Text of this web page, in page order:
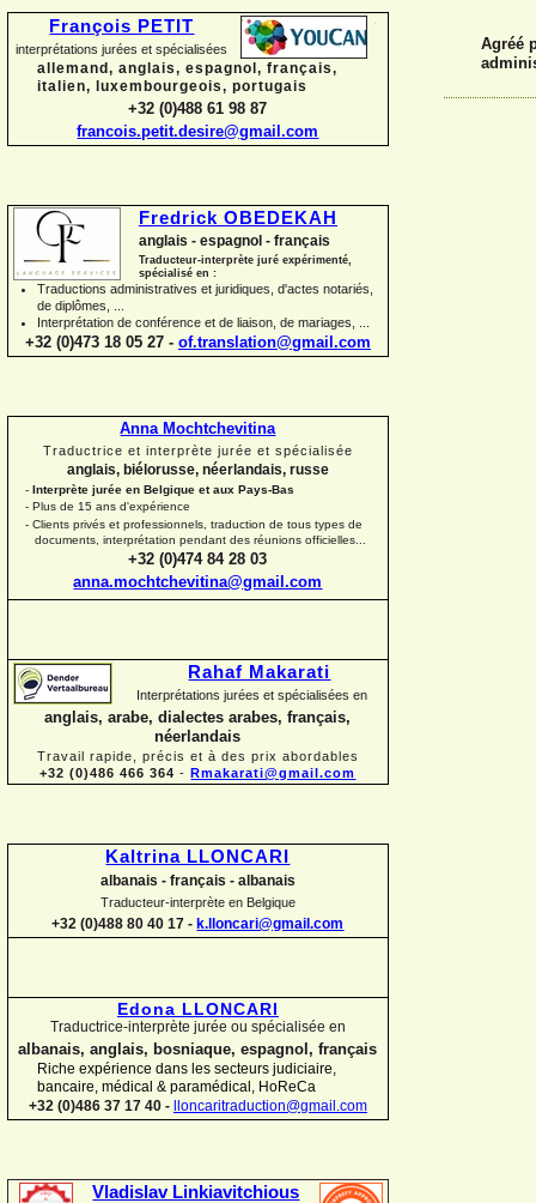
François PETIT
interprétations jurées et spécialisées
allemand, anglais, espagnol, français,
italien, luxembourgeois, portugais
+32 (0)488 61 98 87
francois.petit.desire@gmail.com
Fredrick OBEDEKAH
anglais - espagnol - français
Traducteur-interprète juré expérimenté,
spécialisé en :
Traductions administratives et juridiques, d'actes notariés,
de diplômes, ...
Interprétation de conférence et de liaison, de mariages, ...
+32 (0)473 18 05 27 - of.translation@gmail.com
Anna Mochtchevitina
Traductrice et interprète jurée et spécialisée
anglais, biélorusse, néerlandais, russe
- Interprète jurée en Belgique et aux Pays-Bas
- Plus de 15 ans d'expérience
- Clients privés et professionnels, traduction de tous types de
documents, interprétation pendant des réunions officielles...
+32 (0)474 84 28 03
anna.mochtchevitina@gmail.com
Rahaf Makarati
Interprétations jurées et spécialisées en
anglais, arabe, dialectes arabes, français,
néerlandais
Travail rapide, précis et à des prix abordables
+32 (0)486 466 364 - Rmakarati@gmail.com
Kaltrina LLONCARI
albanais - français - albanais
Traducteur-interprète en Belgique
+32 (0)488 80 40 17 - k.lloncari@gmail.com
Edona LLONCARI
Traductrice-interprète jurée ou spécialisée en
albanais, anglais, bosniaque, espagnol, français
Riche expérience dans les secteurs judiciaire,
bancaire, médical & paramédical, HoReCa
+32 (0)486 37 17 40 -
lloncaritraduction@gmail.com
Vladislav Linkiavitchious
Agréé